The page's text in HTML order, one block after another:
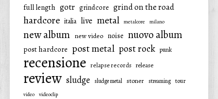
full length gotr grindcore grind on the road
hardcore italia live metal metalcore milano
new album new video noise nuovo album
post hardcore post metal post rock punk
recensione relapse records release
review sludge sludge metal stoner streaming tour
video videoclip